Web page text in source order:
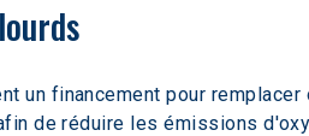
un financement pour
de réduire les émissions